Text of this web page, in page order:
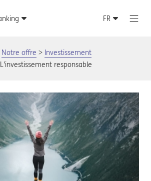
Notre offre
Investissement
L'investissement responsable